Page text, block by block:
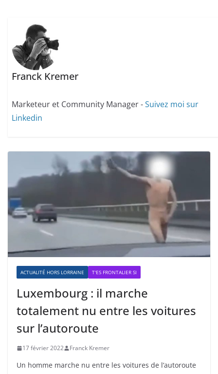
Franck Kremer
Marketeur et Community Manager -Suivez moi sur
Linkedin
ACTUALITÉ HORS LORRAINE T'ES FRONTALIER SI
Luxembourg : il marche
totalement nu entre les voitures
sur l’autoroute
17 février 2022 Franck Kremer
Un homme marche nu entre les voitures de l’autoroute